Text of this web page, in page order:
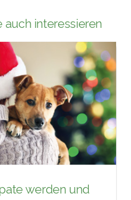
auch interessieren
werden und